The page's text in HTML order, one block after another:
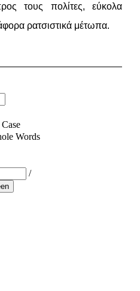
τους πολίτες, εύκολα
ρατσιστικά μέτωπα.